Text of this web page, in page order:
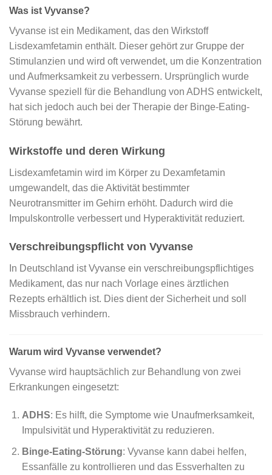
Was ist Vyvanse?
Vyvanse ist ein Medikament, das den Wirkstoff
Lisdexamfetamin enthält. Dieser gehört zur Gruppe der
Stimulanzien und wird oft verwendet, um die Konzentration
und Aufmerksamkeit zu verbessern. Ursprünglich wurde
Vyvanse speziell für die Behandlung von ADHS entwickelt,
hat sich jedoch auch bei der Therapie der Binge-Eating-
Störung bewährt.
Wirkstoffe und deren Wirkung
Lisdexamfetamin wird im Körper zu Dexamfetamin
umgewandelt, das die Aktivität bestimmter
Neurotransmitter im Gehirn erhöht. Dadurch wird die
Impulskontrolle verbessert und Hyperaktivität reduziert.
Verschreibungspflicht von Vyvanse
In Deutschland ist Vyvanse ein verschreibungspflichtiges
Medikament, das nur nach Vorlage eines ärztlichen
Rezepts erhältlich ist. Dies dient der Sicherheit und soll
Missbrauch verhindern.
Warum wird Vyvanse verwendet?
Vyvanse wird hauptsächlich zur Behandlung von zwei
Erkrankungen eingesetzt:
ADHS: Es hilft, die Symptome wie Unaufmerksamkeit,
Impulsivität und Hyperaktivität zu reduzieren.
Binge-Eating-Störung: Vyvanse kann dabei helfen,
Essanfälle zu kontrollieren und das Essverhalten zu